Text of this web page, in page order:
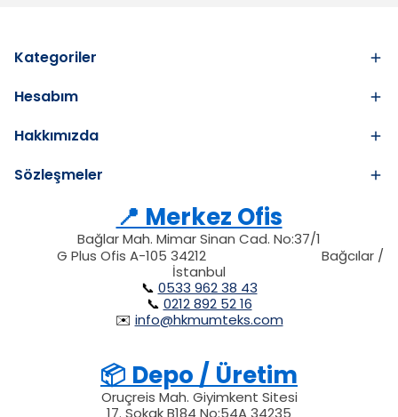
Kategoriler
Hesabım
Hakkımızda
Sözleşmeler
📍 Merkez Ofis
Bağlar Mah. Mimar Sinan Cad. No:37/1
G Plus Ofis A-105 34212
Bağcılar /
İstanbul
📞 0533 962 38 43
📞 0212 892 52 16
✉️ info@hkmumteks.com
📦 Depo / Üretim
Oruçreis Mah. Giyimkent Sitesi
17. Sokak B184 No:54A 34235